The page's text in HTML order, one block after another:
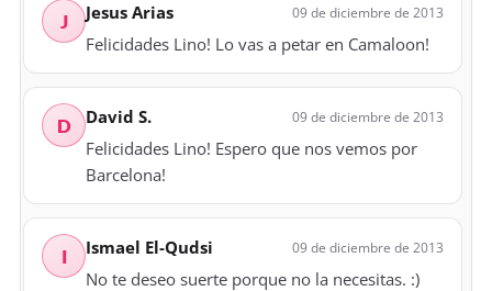
J Jesus Arias 09 de diciembre de 2013
Felicidades Lino! Lo vas a petar en Camaloon!
D David S. 09 de diciembre de 2013
Felicidades Lino! Espero que nos vemos por
Barcelona!
I Ismael El-Qudsi 09 de diciembre de 2013
No te deseo suerte porque no la necesitas. :)